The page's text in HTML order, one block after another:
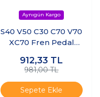
S40 V50 C30 C70 V70
XC70 Fren Pedal
912,33 TL
981,00 TL
Sepete Ekle